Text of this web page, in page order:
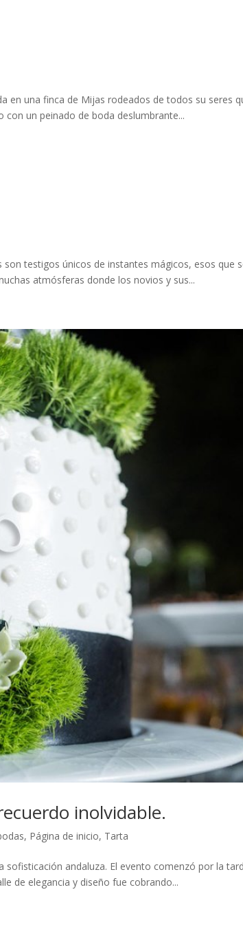
en una finca de Mijas rodeados de todos su seres
un peinado de boda deslumbrante...
testigos únicos de instantes mágicos, esos que
atmósferas donde los novios y sus...
inolvidable.
, Página de inicio, Tarta
andaluza. El evento comenzó por la
de elegancia y diseño fue cobrando...